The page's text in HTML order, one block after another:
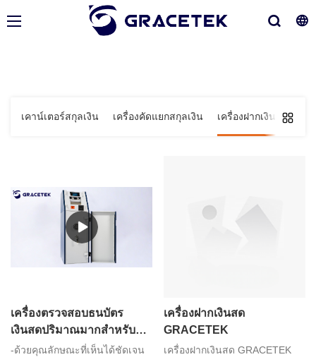
เคาน์เตอร์สกุลเงิน เครื่องคัดแยกสกุลเงิน เครื่องฝากเงินสด
เครื่องตรวจสอบธนบัตร
เงินสดปริมาณมากสำหรับ
ระบบ Back Office GDM-
-ด้วยคุณลักษณะที่เห็นได้ชัดเจน
เครื่องฝากเงินสด
GRACETEK
เครื่องฝากเงินสด GRACETEK